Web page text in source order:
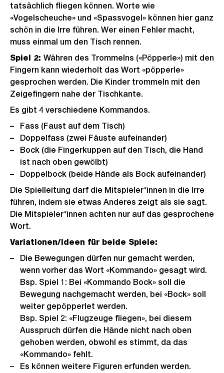
tatsächlich fliegen können. Worte wie
«Vogelscheuche» und «Spassvogel» können hier ganz
schön in die Irre führen. Wer einen Fehler macht,
muss einmal um den Tisch rennen.
Spiel 2: Währen des Trommelns («Pöpperle») mit den
Fingern kann wiederholt das Wort «pöpperle»
gesprochen werden. Die Kinder trommeln mit den
Zeigefingern nahe der Tischkante.
Es gibt 4 verschiedene Kommandos.
Fass (Faust auf dem Tisch)
Doppelfass (zwei Fäuste aufeinander)
Bock (die Fingerkuppen auf den Tisch, die Hand
ist nach oben gewölbt)
Doppelbock (beide Hände als Bock aufeinander)
Die Spielleitung darf die Mitspieler*innen in die Irre
führen, indem sie etwas Anderes zeigt als sie sagt.
Die Mitspieler*innen achten nur auf das gesprochene
Wort.
Variationen/Ideen für beide Spiele:
Die Bewegungen dürfen nur gemacht werden,
wenn vorher das Wort «Kommando» gesagt wird.
Bsp. Spiel 1: Bei «Kommando Bock» soll die
Bewegung nachgemacht werden, bei «Bock» soll
weiter gepöpperlet werden.
Bsp. Spiel 2: «Flugzeuge fliegen», bei diesem
Ausspruch dürfen die Hände nicht nach oben
gehoben werden, obwohl es stimmt, da das
«Kommando» fehlt.
Es können weitere Figuren erfunden werden.